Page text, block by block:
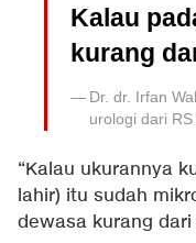
Kalau
kurang
Dr. dr. Irfan
urologi dari RS
“Kalau ukurannya
lahir) itu sudah
dewasa kurang